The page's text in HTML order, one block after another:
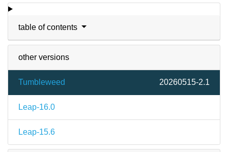
table of contents
other versions
Tumbleweed 20260515-2.1
Leap-16.0
Leap-15.6